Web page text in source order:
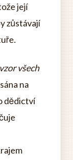
její
zůstávají
všech
na
dědictví